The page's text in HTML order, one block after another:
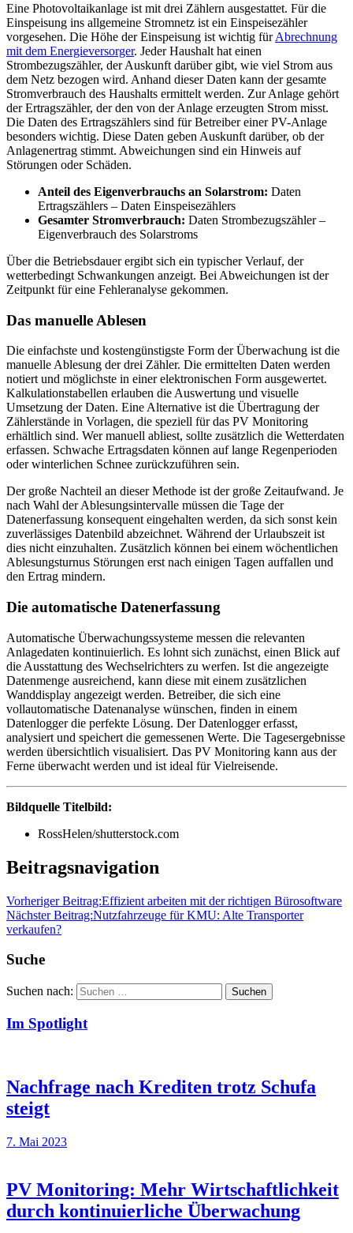
Eine Photovoltaikanlage ist mit drei Zählern ausgestattet. Für die
Einspeisung ins allgemeine Stromnetz ist ein Einspeisezähler
vorgesehen. Die Höhe der Einspeisung ist wichtig fürAbrechnung
mit dem Energieversorger. Jeder Haushalt hat einen
Strombezugszähler, der Auskunft darüber gibt, wie viel Strom aus
dem Netz bezogen wird. Anhand dieser Daten kann der gesamte
Stromverbrauch des Haushalts ermittelt werden. Zur Anlage gehört
der Ertragszähler, der den von der Anlage erzeugten Strom misst.
Die Daten des Ertragszählers sind für Betreiber einer PV-Anlage
besonders wichtig. Diese Daten geben Auskunft darüber, ob der
Anlagenertrag stimmt. Abweichungen sind ein Hinweis auf
Störungen oder Schäden.
Anteil des Eigenverbrauchs an Solarstrom: Daten
Ertragszählers – Daten Einspeisezählers
Gesamter Stromverbrauch: Daten Strombezugszähler –
Eigenverbrauch des Solarstroms
Über die Betriebsdauer ergibt sich ein typischer Verlauf, der
wetterbedingt Schwankungen anzeigt. Bei Abweichungen ist der
Zeitpunkt für eine Fehleranalyse gekommen.
Das manuelle Ablesen
Die einfachste und kostengünstigste Form der Überwachung ist die
manuelle Ablesung der drei Zähler. Die ermittelten Daten werden
notiert und möglichste in einer elektronischen Form ausgewertet.
Kalkulationstabellen erlauben die Auswertung und visuelle
Umsetzung der Daten. Eine Alternative ist die Übertragung der
Zählerstände in Vorlagen, die speziell für das PV Monitoring
erhältlich sind. Wer manuell abliest, sollte zusätzlich die Wetterdaten
erfassen. Schwache Ertragsdaten können auf lange Regenperioden
oder winterlichen Schnee zurückzuführen sein.
Der große Nachteil an dieser Methode ist der große Zeitaufwand. Je
nach Wahl der Ablesungsintervalle müssen die Tage der
Datenerfassung konsequent eingehalten werden, da sich sonst kein
zuverlässiges Datenbild abzeichnet. Während der Urlaubszeit ist
dies nicht einzuhalten. Zusätzlich können bei einem wöchentlichen
Ablesungsturnus Störungen erst nach einigen Tagen auffallen und
den Ertrag mindern.
Die automatische Datenerfassung
Automatische Überwachungssysteme messen die relevanten
Anlagedaten kontinuierlich. Es lohnt sich zunächst, einen Blick auf
die Ausstattung des Wechselrichters zu werfen. Ist die angezeigte
Datenmenge ausreichend, kann diese mit einem zusätzlichen
Wanddisplay angezeigt werden. Betreiber, die sich eine
vollautomatische Datenanalyse wünschen, finden in einem
Datenlogger die perfekte Lösung. Der Datenlogger erfasst,
analysiert und speichert die gemessenen Werte. Die Tagesergebnisse
werden übersichtlich visualisiert. Das PV Monitoring kann aus der
Ferne überwacht werden und ist ideal für Vielreisende.
Bildquelle Titelbild:
RossHelen/shutterstock.com
Beitragsnavigation
Vorheriger Beitrag:Effizient arbeiten mit der richtigen Bürosoftware
Nächster Beitrag:Nutzfahrzeuge für KMU: Alte Transporter
verkaufen?
Suche
Suchen nach: Suchen
Im Spotlight
Nachfrage nach Krediten trotz Schufa
steigt
7. Mai 2023
PV Monitoring: Mehr Wirtschaftlichkeit
durch kontinuierliche Überwachung